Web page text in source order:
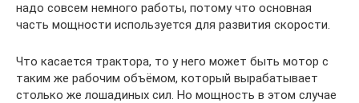
надо совсем немного работы, потому что основная
часть мощности используется для развития скорости.
Что касается трактора, то у него может быть мотор с
таким же рабочим объёмом, который вырабатывает
столько же лошадиных сил. Но мощность в этом случае